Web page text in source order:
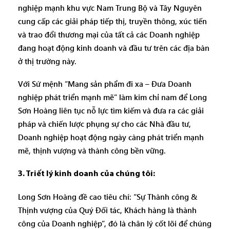
nghiệp mạnh khu vực Nam Trung Bộ và Tây Nguyên
cung cấp các giải pháp tiếp thị, truyền thông, xúc tiến
và trao đổi thương mại của tất cả các Doanh nghiệp
đang hoạt động kinh doanh và đầu tư trên các địa bàn
ở thị trường này.
Với Sứ mệnh “Mang sản phẩm đi xa – Đưa Doanh
nghiệp phát triển mạnh mẽ” làm kim chỉ nam để Long
Sơn Hoàng liên tục nỗ lực tìm kiếm và đưa ra các giải
pháp và chiến lược phụng sự cho các Nhà đầu tư,
Doanh nghiệp hoạt động ngày càng phát triển mạnh
mẽ, thịnh vượng và thành công bền vững.
3. Triết lý kinh doanh của chúng tôi:
Long Sơn Hoàng đề cao tiêu chí: “Sự Thành công &
Thịnh vượng của Quý Đối tác, Khách hàng là thành
công của Doanh nghiệp”, đó là chân lý cốt lõi để chúng